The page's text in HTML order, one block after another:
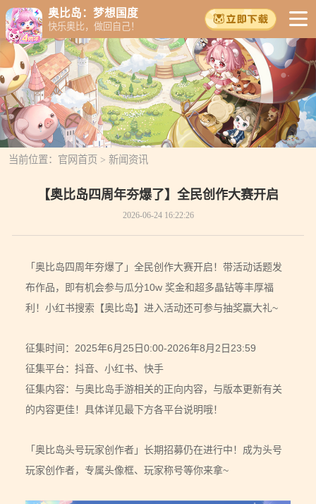
奥比岛：梦想国度
快乐奥比，做回自己！
当前位置： 官网首页 > 新闻资讯
【奥比岛四周年夯爆了】全民创作大赛开启
2026-06-24 16:22:26
「奥比岛四周年夯爆了」全民创作大赛开启！带活动话题发
布作品，即有机会参与瓜分10w 奖金和超多晶钻等丰厚福
利！小红书搜索【奥比岛】进入活动还可参与抽奖赢大礼~
征集时间：2025年6月25日0:00-2026年8月2日23:59
征集平台：抖音、小红书、快手
征集内容：与奥比岛手游相关的正向内容，与版本更新有关
的内容更佳！具体详见最下方各平台说明哦！
「奥比岛头号玩家创作者」长期招募仍在进行中！成为头号
玩家创作者，专属头像框、玩家称号等你来拿~